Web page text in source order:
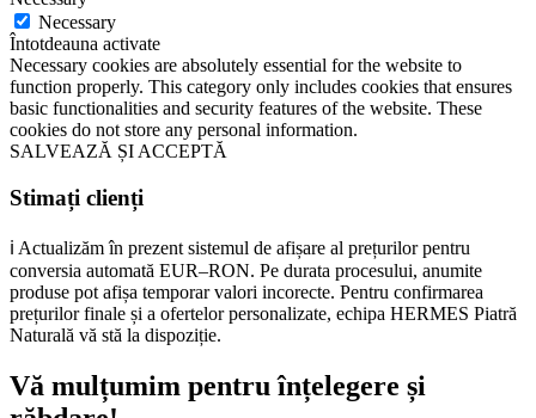
Necessary
Întotdeauna activate
Necessary cookies are absolutely essential for the website to
function properly. This category only includes cookies that ensures
basic functionalities and security features of the website. These
cookies do not store any personal information.
SALVEAZĂ ȘI ACCEPTĂ
Stimați clienți
ℹ️ Actualizăm în prezent sistemul de afișare al prețurilor pentru
conversia automată EUR–RON. Pe durata procesului, anumite
produse pot afișa temporar valori incorecte. Pentru confirmarea
prețurilor finale și a ofertelor personalizate, echipa HERMES Piatră
Naturală vă stă la dispoziție.
Vă mulțumim pentru înțelegere și